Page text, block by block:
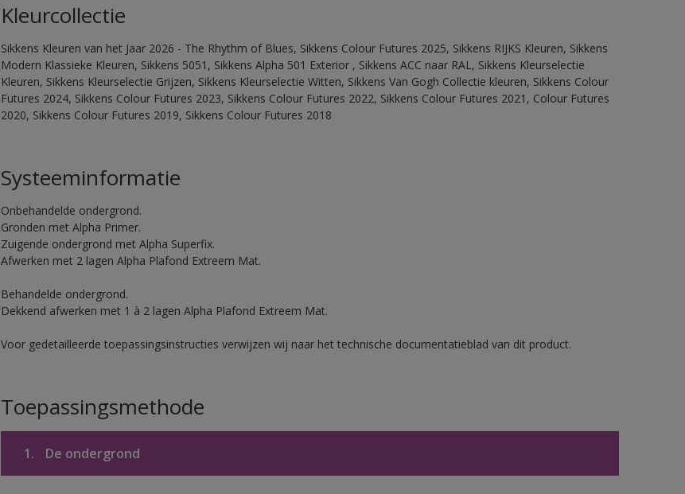
Kleurcollectie
Sikkens Kleuren van het Jaar 2026 - The Rhythm of Blues, Sikkens Colour Futures 2025, Sikkens RIJKS Kleuren, Sikkens
Modern Klassieke Kleuren, Sikkens 5051, Sikkens Alpha 501 Exterior , Sikkens ACC naar RAL, Sikkens Kleurselectie
Kleuren, Sikkens Kleurselectie Grijzen, Sikkens Kleurselectie Witten, Sikkens Van Gogh Collectie kleuren, Sikkens Colour
Futures 2024, Sikkens Colour Futures 2023, Sikkens Colour Futures 2022, Sikkens Colour Futures 2021, Colour Futures
2020, Sikkens Colour Futures 2019, Sikkens Colour Futures 2018
Systeeminformatie
Onbehandelde ondergrond.
Gronden met Alpha Primer.
Zuigende ondergrond met Alpha Superfix.
Afwerken met 2 lagen Alpha Plafond Extreem Mat.
Behandelde ondergrond.
Dekkend afwerken met 1 à 2 lagen Alpha Plafond Extreem Mat.
Voor gedetailleerde toepassingsinstructies verwijzen wij naar het technische documentatieblad van dit product.
Toepassingsmethode
1. De ondergrond